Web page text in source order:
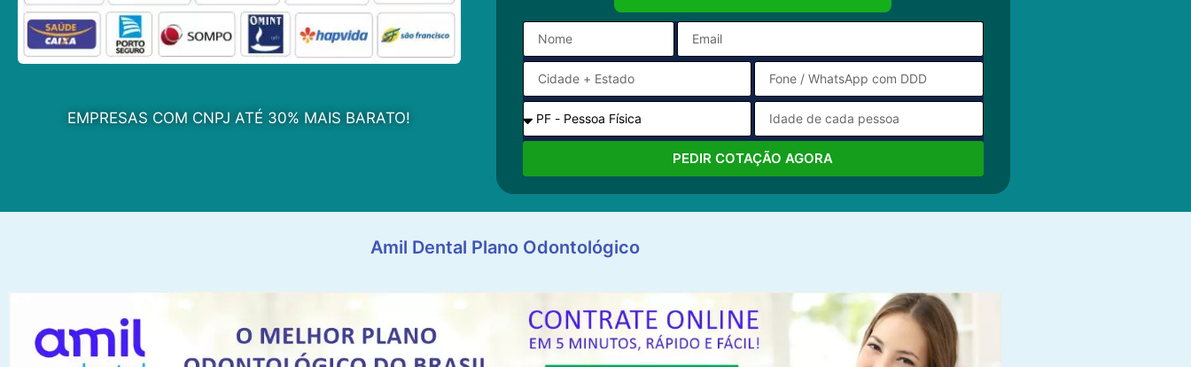
EMPRESAS COM CNPJ ATÉ 30% MAIS BARATO!
PEDIR COTAÇÃO AGORA
Amil Dental Plano Odontológico